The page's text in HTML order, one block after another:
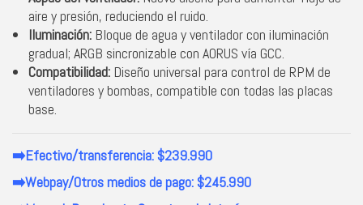
aire y presión, reduciendo el ruido.
Iluminación: Bloque de agua y ventilador con iluminación
gradual; ARGB sincronizable con AORUS vía GCC.
Compatibilidad: Diseño universal para control de RPM de
ventiladores y bombas, compatible con todas las placas
base.
➡️Efectivo/transferencia: $239.990
➡️Webpay/Otros medios de pago: $245.990